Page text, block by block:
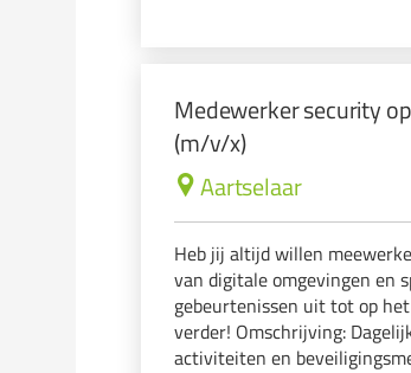
Medewerker security
(m/v/x)
Aartselaar
Heb jij altijd willen
van digitale omgevingen en
gebeurtenissen uit tot op
verder! Omschrijving:
activiteiten en